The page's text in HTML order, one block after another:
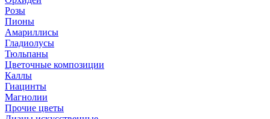
Розы
Пионы
Амариллисы
Гладиолусы
Тюльпаны
Цветочные композиции
Каллы
Гиацинты
Магнолии
Прочие цветы